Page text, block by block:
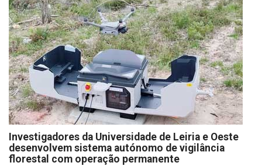
Investigadores da Universidade de Leiria e Oeste
desenvolvem sistema autónomo de vigilância
florestal com operação permanente